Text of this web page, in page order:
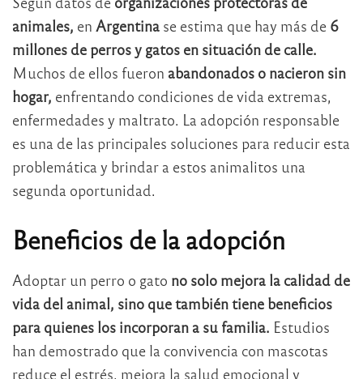
animales, en Argentina se estima que hay más de 6
millones de perros y gatos en situación de calle.
Muchos de ellos fueron abandonados o nacieron sin
hogar, enfrentando condiciones de vida extremas,
enfermedades y maltrato. La adopción responsable
es una de las principales soluciones para reducir esta
problemática y brindar a estos animalitos una
segunda oportunidad.
Beneficios de la adopción
Adoptar un perro o gato no solo mejora la calidad de
vida del animal, sino que también tiene beneficios
para quienes los incorporan a su familia. Estudios
han demostrado que la convivencia con mascotas
reduce el estrés, mejora la salud emocional y